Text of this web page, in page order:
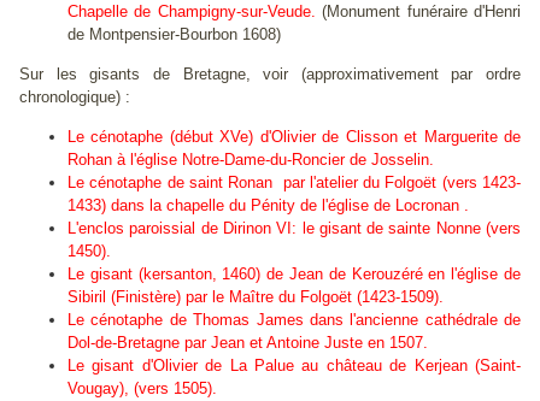
Chapelle de Champigny-sur-Veude. (Monument funéraire d'Henri
de Montpensier-Bourbon 1608)
Sur les gisants de Bretagne, voir (approximativement par ordre
chronologique) :
Le cénotaphe (début XVe) d'Olivier de Clisson et Marguerite de
Rohan à l'église Notre-Dame-du-Roncier de Josselin.
Le cénotaphe de saint Ronan par l'atelier du Folgoët (vers 1423-
1433) dans la chapelle du Pénity de l'église de Locronan .
L'enclos paroissial de Dirinon VI: le gisant de sainte Nonne (vers
1450).
Le gisant (kersanton, 1460) de Jean de Kerouzéré en l'église de
Sibiril (Finistère) par le Maître du Folgoët (1423-1509).
Le cénotaphe de Thomas James dans l'ancienne cathédrale de
Dol-de-Bretagne par Jean et Antoine Juste en 1507.
Le gisant d'Olivier de La Palue au château de Kerjean (Saint-
Vougay), (vers 1505).